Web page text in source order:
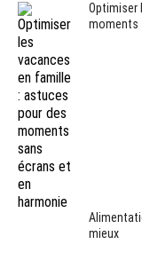
Optimiser
moments
mieux